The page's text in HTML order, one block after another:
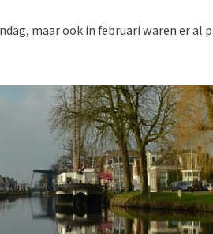
maar ook in februari waren er al